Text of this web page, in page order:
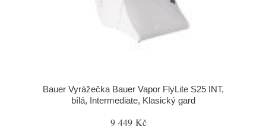
Bauer Vyrážečka Bauer Vapor FlyLite S25 INT,
bílá, Intermediate, Klasický gard
9 449 Kč